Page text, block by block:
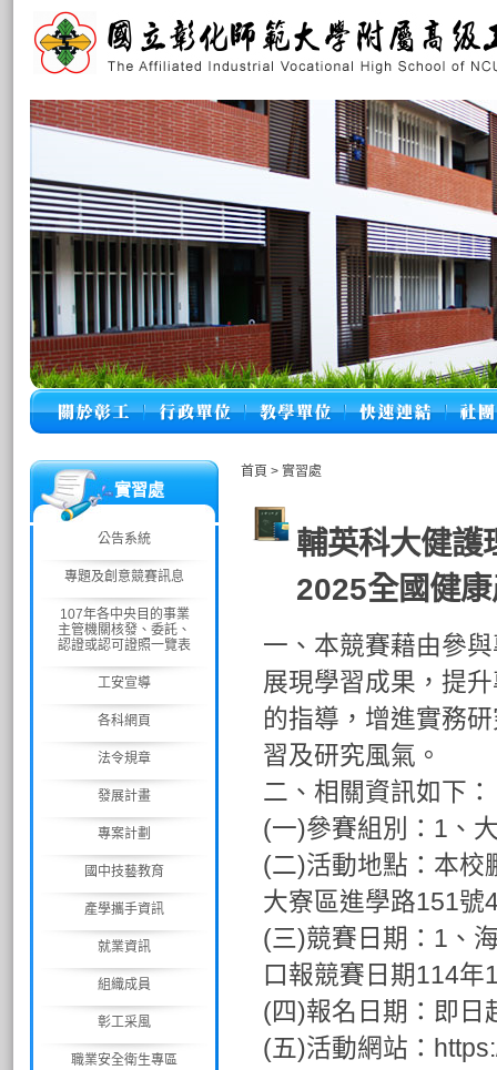
實習處
公告系統
專題及創意競賽訊息
107年各中央目的事業
主管機關核發、委託、
認證或認可證照一覽表
工安宣導
各科網頁
法令規章
發展計畫
專案計劃
國中技藝教育
產學攜手資訊
就業資訊
組織成員
彰工采風
職業安全衛生專區
首頁 > 實習處
輔英科大健護
2025全國健
一、本競賽藉由參
展現學習成果，提
的指導，增進實務
習及研究風氣。
二、相關資訊如下：
(一)參賽組別：1、
(二)活動地點：本校
大寮區進學路151號
(三)競賽日期：1、
口報競賽日期114
(四)報名日期：即日
(五)活動網站：